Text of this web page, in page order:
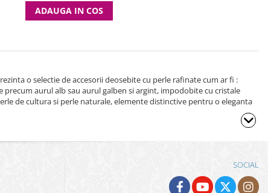
ADAUGA IN COS
o selectie de accesorii deosebite cu perle rafinate cum ar fi :
aurul alb sau aurul galben si argint, impodobite cu cristale
de cultura si perle naturale, elemente distinctive pentru o eleganta
SOCIAL